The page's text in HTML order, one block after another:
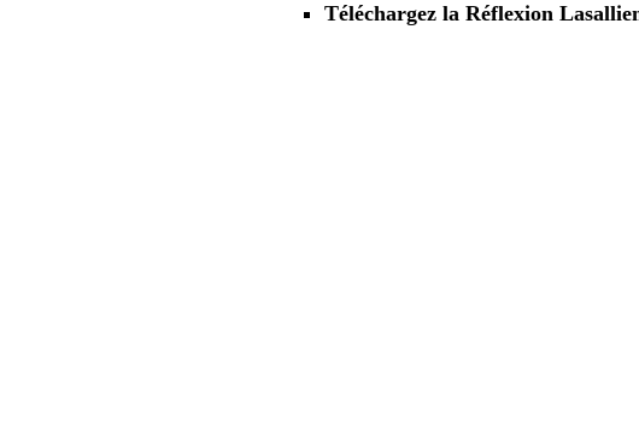
Téléchargez la Réflexion